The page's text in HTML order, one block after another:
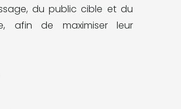
du public cible et du
afin de maximiser leur